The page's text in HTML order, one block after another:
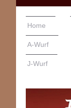
Home
A-Wurf
J-Wurf